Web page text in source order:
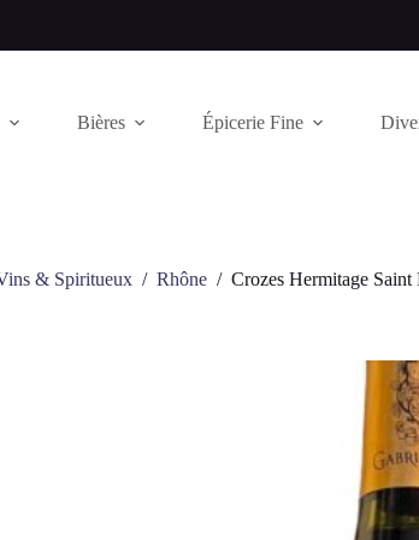
Bières Épicerie Fine
& Spiritueux / Rhône / Crozes Hermitage